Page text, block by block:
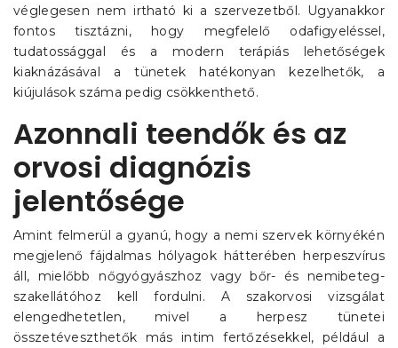
véglegesen nem irtható ki a szervezetből. Ugyanakkor
fontos tisztázni, hogy megfelelő odafigyeléssel,
tudatossággal és a modern terápiás lehetőségek
kiaknázásával a tünetek hatékonyan kezelhetők, a
kiújulások száma pedig csökkenthető.
Azonnali teendők és az
orvosi diagnózis
jelentősége
Amint felmerül a gyanú, hogy a nemi szervek környékén
megjelenő fájdalmas hólyagok hátterében herpeszvírus
áll, mielőbb nőgyógyászhoz vagy bőr- és nemibeteg-
szakellátóhoz kell fordulni. A szakorvosi vizsgálat
elengedhetetlen, mivel a herpesz tünetei
összetéveszthetők más intim fertőzésekkel, például a